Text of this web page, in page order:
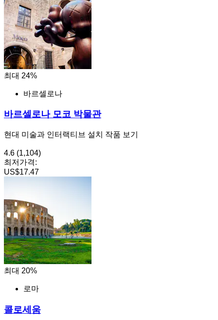
최대 24%
바르셀로나
바르셀로나 모코 박물관
현대 미술과 인터랙티브 설치 작품 보기
4.6 (1,104)
최저가격:
US$17.47
최대 20%
로마
콜로세움